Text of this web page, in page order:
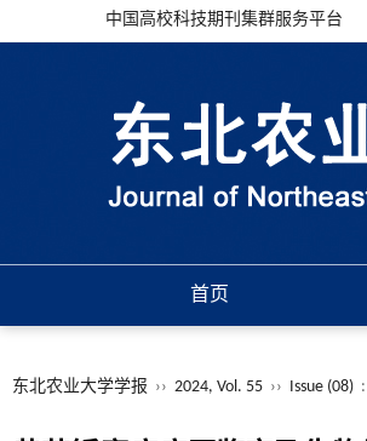
中国高校科技期刊集群服务平台
首页
东北农业大学学报 ›› 2024, Vol. 55 ›› Issue (08)